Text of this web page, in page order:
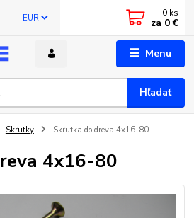
Menu
EUR
Hľadať
0 ks
za 0 €
Skrutky Skrutka do dreva 4x16-80
4x16-80